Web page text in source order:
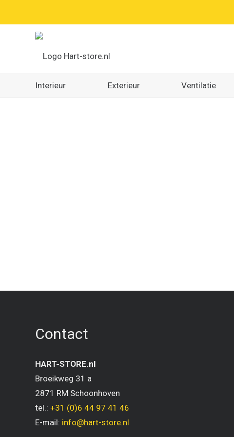
Interieur Exterieur Ventilatie
Contact
HART-STORE.nl
Broeikweg 31 a
2871 RM Schoonhoven
tel.: +31 (0)6 44 97 41 46
E-mail: info@hart-store.nl